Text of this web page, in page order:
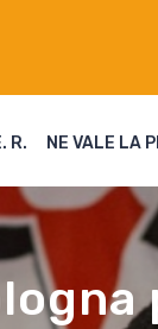
R. NE VALE LA